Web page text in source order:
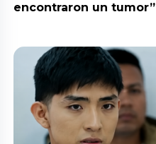
encontraron un tumor”